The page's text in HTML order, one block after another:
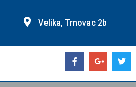
Velika, Trnovac 2b